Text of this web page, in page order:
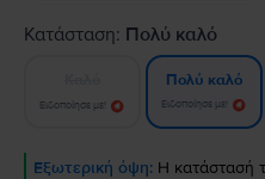
Κατάσταση: Πολύ καλό
Ειδοποίησε με!
Πολύ καλό
Ειδοποίησε με!
Εξωτερική όψη: Η κατάστασή